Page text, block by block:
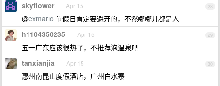
28
skyflower Apr 15
@exmario 节假日肯定要避开的，不然哪哪儿都是人
29
h1104350235 Apr 15
五一广东应该很热了，不推荐泡温泉吧
30
tanxianjia Apr 15
惠州南昆山度假酒店，广州白水寨